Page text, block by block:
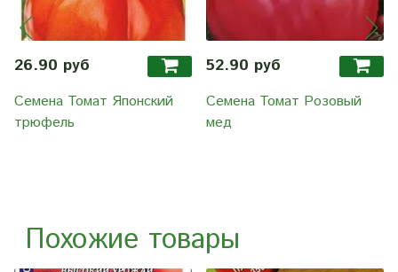
26.90 руб
Семена Томат Японский
трюфель
52.90 руб
Семена Томат Розовый
мед
Похожие товары